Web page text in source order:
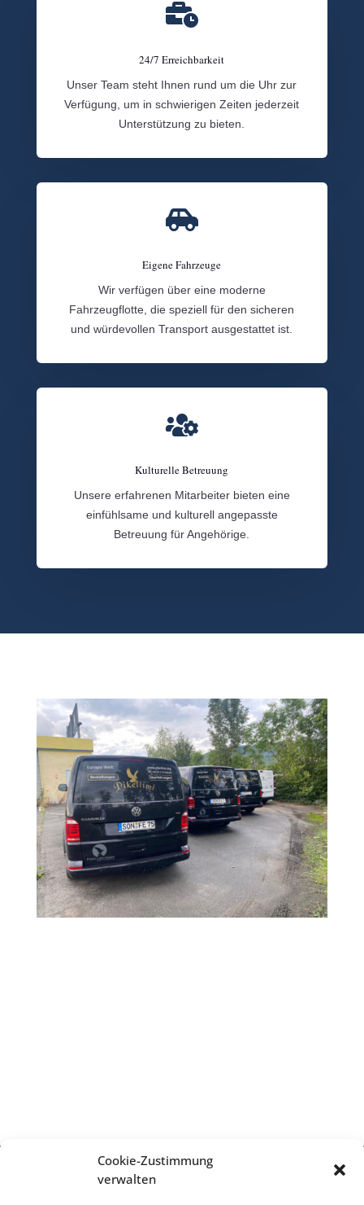
Cookie-Zustimmung
verwalten

24/7 Erreichbarkeit
Unser Team steht Ihnen rund um die Uhr zur
Verfügung, um in schwierigen Zeiten jederzeit
Unterstützung zu bieten.

Eigene Fahrzeuge
Wir verfügen über eine moderne
Fahrzeugflotte, die speziell für den sicheren
und würdevollen Transport ausgestattet ist.

Kulturelle Betreuung
Unsere erfahrenen Mitarbeiter bieten eine
einfühlsame und kulturell angepasste
Betreuung für Angehörige.